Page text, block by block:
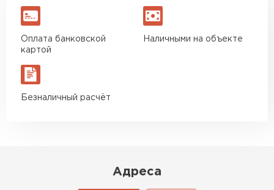
Оплата банковской
картой
Наличными на объекте
Безналичный расчёт
Адреса